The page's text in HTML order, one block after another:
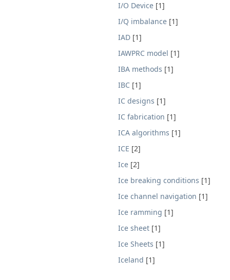
I/O Device [1]
I/Q imbalance [1]
IAD [1]
IAWPRC model [1]
IBA methods [1]
IBC [1]
IC designs [1]
IC fabrication [1]
ICA algorithms [1]
ICE [2]
Ice [2]
Ice breaking conditions [1]
Ice channel navigation [1]
Ice ramming [1]
Ice sheet [1]
Ice Sheets [1]
Iceland [1]